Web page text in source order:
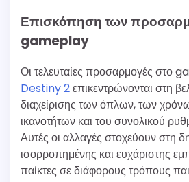
Επισκόπηση των
gameplay
Οι τελευταίες προσαρμογές στο
Destiny 2επικεντρώνονται στη
διαχείρισης των όπλων, των
ικανοτήτων και του συνολικού
Αυτές οι αλλαγές στοχεύουν στη
ισορροπημένης και ευχάριστης
παίκτες σε διάφορους τρόπους